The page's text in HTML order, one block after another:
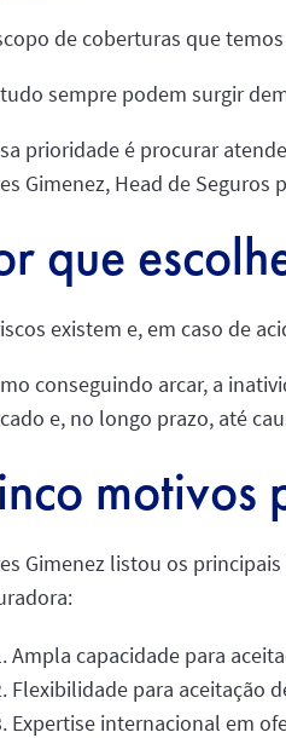
de coberturas que
sempre podem surgir
prioridade é procurar
Gimenez, Head de Seguros
que
existem e, em caso de
conseguindo arcar, a
e, no longo prazo, até
motivos
Gimenez listou os
Ampla capacidade para
Flexibilidade para aceitação
Expertise internacional em